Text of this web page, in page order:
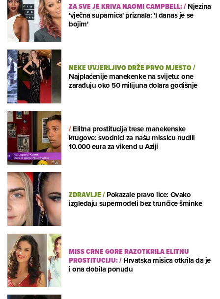
ZA SVE JE KRIVA NAOMI CAMPBELL:/Njezina
'vječna suparnica' priznala: 'I danas je se
bojim'
NEKE UVJERLJIVO DRŽE PRVO MJESTO/
Najplaćenije manekenke na svijetu: one
zarađuju oko 50 milijuna dolara godišnje
/Elitna prostitucija trese manekenske
krugove: svodnici za našu missicu nudili
10.000 eura za vikend u Aziji
ZDRAVLJE/Pokazale pravo lice: Ovako
izgledaju supermodeli bez trunčice šminke
MISS CRNE GORE RAZOTKRILA ELITNU
PROSTITUCIJU:/Hrvatska misica otkrila da je
i ona dobila ponudu